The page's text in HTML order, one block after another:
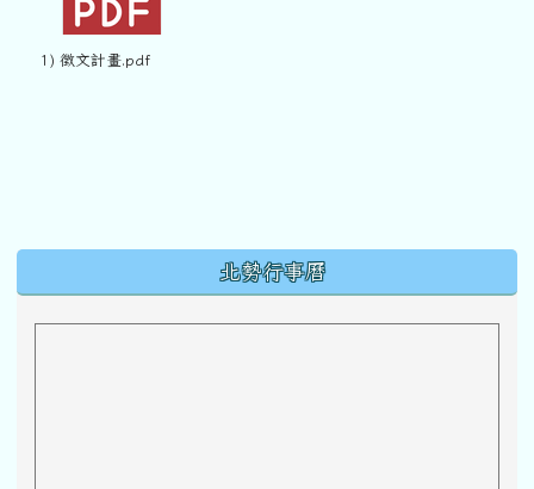
1) 徵文計畫.pdf
北勢行事曆